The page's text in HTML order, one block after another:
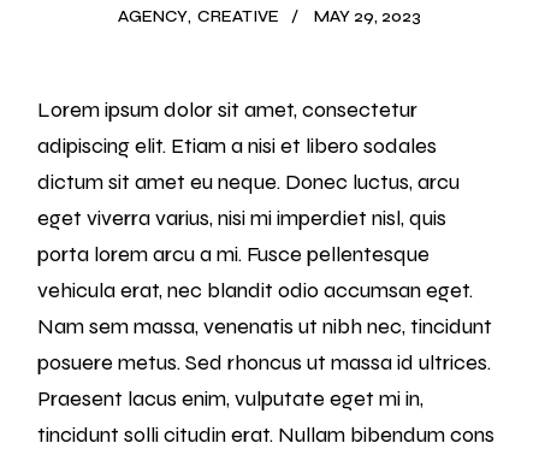
AGENCY CREATIVE MAY 29, 2023
Lorem ipsum dolor sit amet, consectetur
adipiscing elit. Etiam a nisi et libero sodales
dictum sit amet eu neque. Donec luctus, arcu
eget viverra varius, nisi mi imperdiet nisl, quis
porta lorem arcu a mi. Fusce pellentesque
vehicula erat, nec blandit odio accumsan eget.
Nam sem massa, venenatis ut nibh nec, tincidunt
posuere metus. Sed rhoncus ut massa id ultrices.
Praesent lacus enim, vulputate eget mi in,
tincidunt solli citudin erat. Nullam bibendum cons